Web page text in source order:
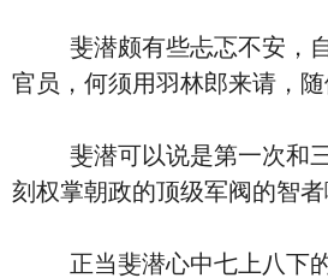
斐潜颇有些忐忑不安，自
官员，何须用羽林郎来请，
斐潜可以说是第一次和三
刻权掌朝政的顶级军阀的智者
正当斐潜心中七上八下的